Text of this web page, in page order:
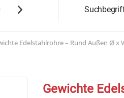
Edelstahlrohre – Rund Außen Ø x
Gewichte